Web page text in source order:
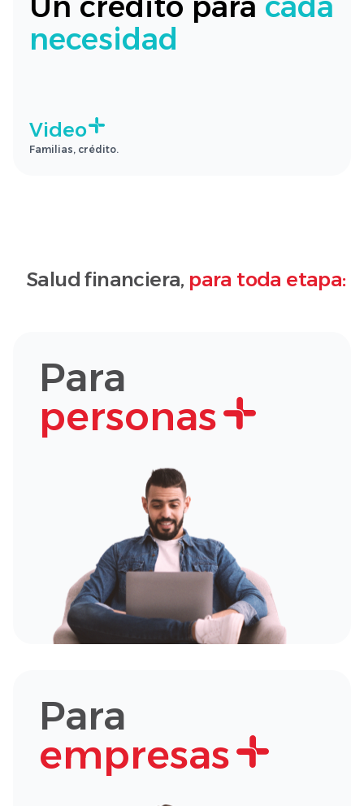
necesidad
Video
Familias, crédito.
Salud financiera, para toda etapa:
Para
personas
Para
empresas